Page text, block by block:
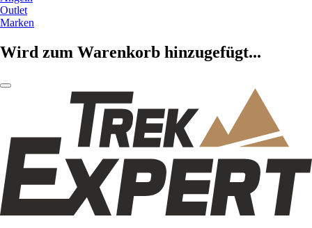
Outlet
Marken
Wird zum Warenkorb hinzugefügt...